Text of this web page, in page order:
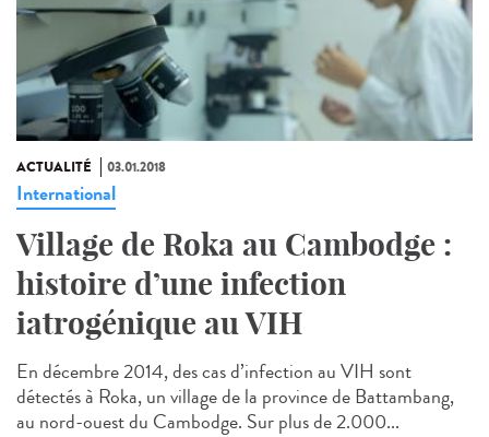
ACTUALITÉ 03.01.2018
International
Village de Roka au Cambodge :
histoire d’une infection
iatrogénique au VIH
En décembre 2014, des cas d’infection au VIH sont
détectés à Roka, un village de la province de Battambang,
au nord-ouest du Cambodge. Sur plus de 2.000...